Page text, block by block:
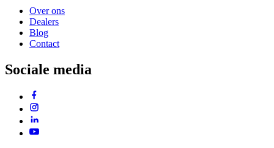
Over ons
Dealers
Blog
Contact
Sociale media